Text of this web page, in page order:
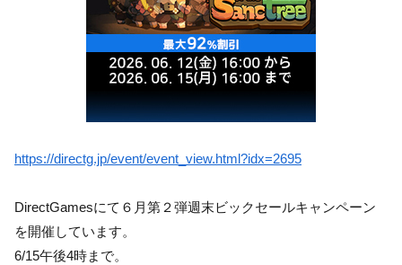
https://directg.jp/event/event_view.html?idx=2695
DirectGamesにて６月第２弾週末ビックセールキャンペーン
を開催しています。
6/15午後4時まで。